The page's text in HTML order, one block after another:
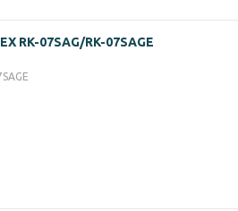
RK-07SAG/RK-07SAGE